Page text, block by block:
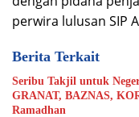
perwira lulusan SIP
Berita Terkait
Seribu Takjil untuk
GRANAT, BAZNAS,
Ramadhan